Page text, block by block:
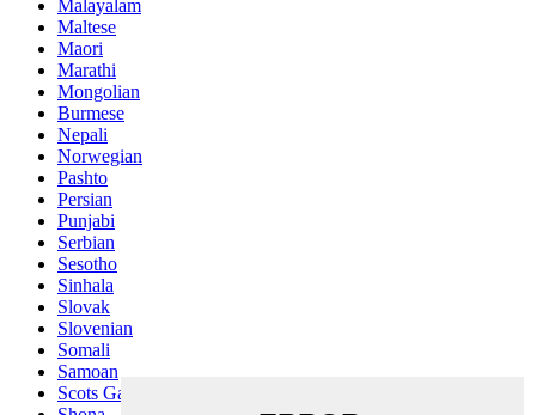
Malayalam
Maltese
Maori
Marathi
Mongolian
Burmese
Nepali
Norwegian
Pashto
Persian
Punjabi
Serbian
Sesotho
Sinhala
Slovak
Slovenian
Somali
Samoan
Scots Gaelic